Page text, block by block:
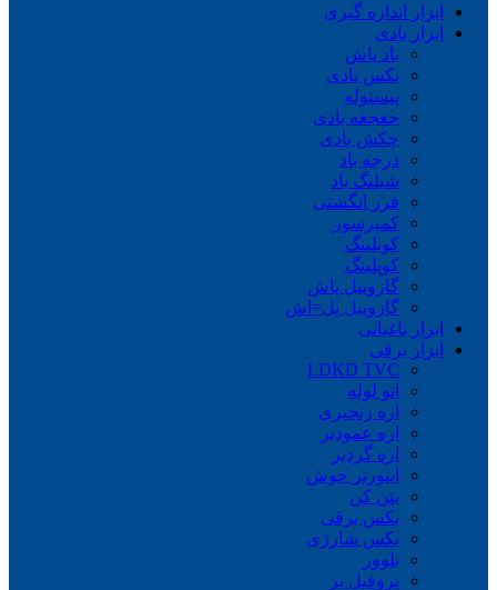
ابزار اندازه گیری
ابزار بادی
باد پاش
بکس بادی
پیستوله
جغجغه بادی
چکش بادی
درجه باد
شیلنگ باد
فرز انگشتی
کمپرسور
کوبلینگ
کوپلینگ
گازوییل پاش
گازوییل پل=اش
ابزار باغبانی
ابزار برقی
LDKD TVC
اتو لوله
اره زنجیری
اره عمودبر
اره گردبر
اینورتر جوش
بتن کن
بکس برقی
بکس شارژی
بلوور
پروفیل بر